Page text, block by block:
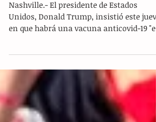
Debate USA 2020: Trump y Biden
intercambian ataques
Unidos, Donald Trump, insistió este
en que habrá una vacuna anticovid-19 "en
cuestión de...